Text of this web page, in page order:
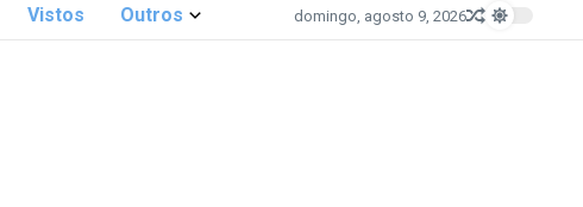
Vistos Outros domingo, agosto 9, 2026